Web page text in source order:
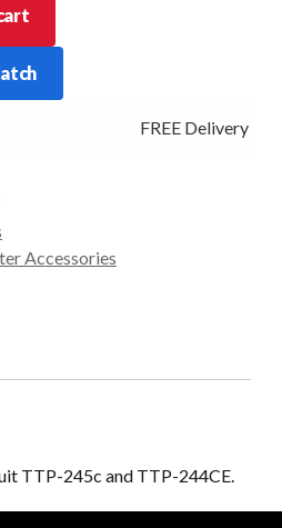
FREE Delivery -
Accessories
TTP-245c and TTP-244CE.